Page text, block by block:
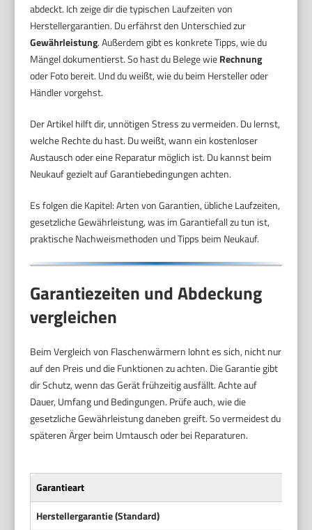
abdeckt. Ich zeige dir die typischen Laufzeiten von
Herstellergarantien. Du erfährst den Unterschied zur
Gewährleistung. Außerdem gibt es konkrete Tipps, wie du
Mängel dokumentierst. So hast du Belege wieRechnung
oder Foto bereit. Und du weißt, wie du beim Hersteller oder
Händler vorgehst.
Der Artikel hilft dir, unnötigen Stress zu vermeiden. Du lernst,
welche Rechte du hast. Du weißt, wann ein kostenloser
Austausch oder eine Reparatur möglich ist. Du kannst beim
Neukauf gezielt auf Garantiebedingungen achten.
Es folgen die Kapitel: Arten von Garantien, übliche Laufzeiten,
gesetzliche Gewährleistung, was im Garantiefall zu tun ist,
praktische Nachweismethoden und Tipps beim Neukauf.
Garantiezeiten und Abdeckung
vergleichen
Beim Vergleich von Flaschenwärmern lohnt es sich, nicht nur
auf den Preis und die Funktionen zu achten. Die Garantie gibt
dir Schutz, wenn das Gerät frühzeitig ausfällt. Achte auf
Dauer, Umfang und Bedingungen. Prüfe auch, wie die
gesetzliche Gewährleistung daneben greift. So vermeidest du
späteren Ärger beim Umtausch oder bei Reparaturen.
Garantieart
Herstellergarantie (Standard)